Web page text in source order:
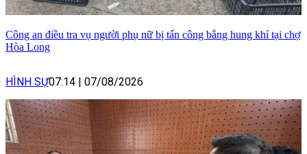
Công an điều tra vụ người phụ nữ bị tấn công bằng hung khí tại chợ
Hòa Long
HÌNH SỰ07:14 | 07/08/2026